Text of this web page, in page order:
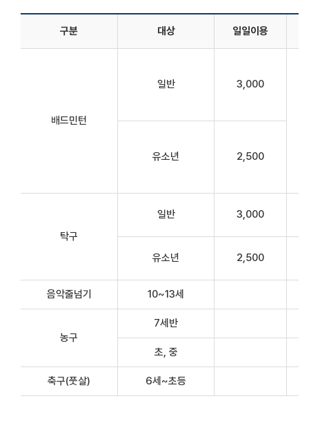
구분 대상 일일이용
배드민턴
일반 3,000
유소년 2,500
탁구
일반 3,000
유소년 2,500
음악줄넘기 10~13세
농구
7세반
초, 중
축구(풋살) 6세~초등